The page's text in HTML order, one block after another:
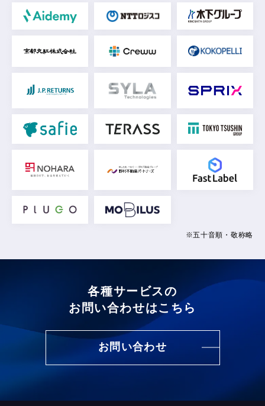
※五十音順・敬称略
各種サービスの
お問い合わせはこちら
お問い合わせ